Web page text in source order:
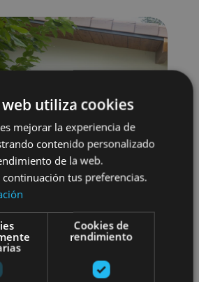
web utiliza cookies
mejorar la experiencia de
contenido personalizado
de la web.
continuación tus preferencias.
Cookies de
rendimiento